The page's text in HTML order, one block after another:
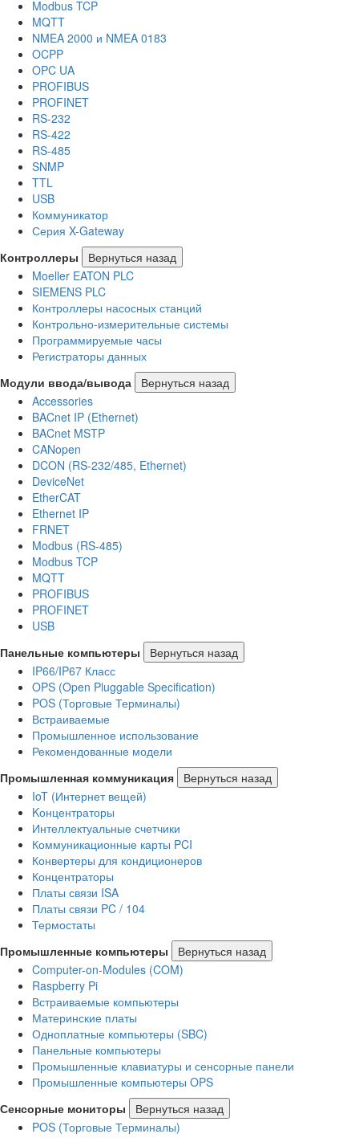
Modbus TCP
MQTT
NMEA 2000 и NMEA 0183
OCPP
OPC UA
PROFIBUS
PROFINET
RS-232
RS-422
RS-485
SNMP
TTL
USB
Коммуникатор
Серия X-Gateway
Контроллеры
Вернуться назад
Moeller EATON PLC
SIEMENS PLC
Контроллеры насосных станций
Контрольно-измерительные системы
Программируемые часы
Регистраторы данных
Модули ввода/вывода
Вернуться назад
Accessories
BACnet IP (Ethernet)
BACnet MSTP
CANopen
DCON (RS-232/485, Ethernet)
DeviceNet
EtherCAT
Ethernet IP
FRNET
Modbus (RS-485)
Modbus TCP
MQTT
PROFIBUS
PROFINET
USB
Панельные компьютеры
Вернуться назад
IP66/IP67 Класс
OPS (Open Pluggable Specification)
POS (Торговые Терминалы)
Встраиваемые
Промышленное использование
Рекомендованные модели
Промышленная коммуникация
Вернуться назад
IoT (Интернет вещей)
Kонцентраторы
Интеллектуальные счетчики
Коммуникационные карты PCI
Конвертеры для кондиционеров
Концентраторы
Платы связи ISA
Платы связи PC / 104
Термостаты
Промышленные компьютеры
Вернуться назад
Computer-on-Modules (COM)
Raspberry Pi
Встраиваемые компьютеры
Материнские платы
Одноплатные компьютеры (SBC)
Панельные компьютеры
Промышленные клавиатуры и сенсорные панели
Промышленные компьютеры OPS
Сенсорные мониторы
Вернуться назад
POS (Торговые Терминалы)